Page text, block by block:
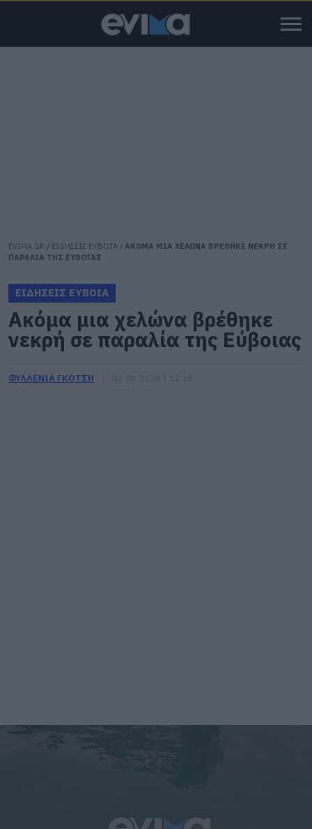
EVIMA.GR / ΕΙΔΗΣΕΙΣ ΕΥΒΟΙΑ / ΑΚΟΜΑ ΜΙΑ ΧΕΛΩΝΑ ΒΡΕΘΗΚΕ ΝΕΚΡΗ ΣΕ
ΠΑΡΑΛΙΑ ΤΗΣ ΕΥΒΟΙΑΣ
ΕΙΔΗΣΕΙΣ ΕΥΒΟΙΑ
Ακόμα μια χελώνα βρέθηκε
νεκρή σε παραλία της Εύβοιας
ΦΥΛΛΕΝΙΑ ΓΚΟΤΣΗ